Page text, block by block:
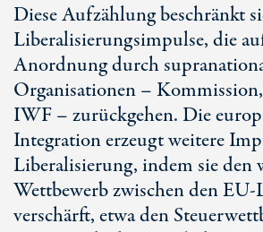
Diese Aufzählung beschränkt
Liberalisierungsimpulse, die
Anordnung durch
Organisationen –
IWF – zurückgehen. Die
Integration erzeugt weitere
Liberalisierung, indem sie den
Wettbewerb zwischen den
verschärft, etwa den